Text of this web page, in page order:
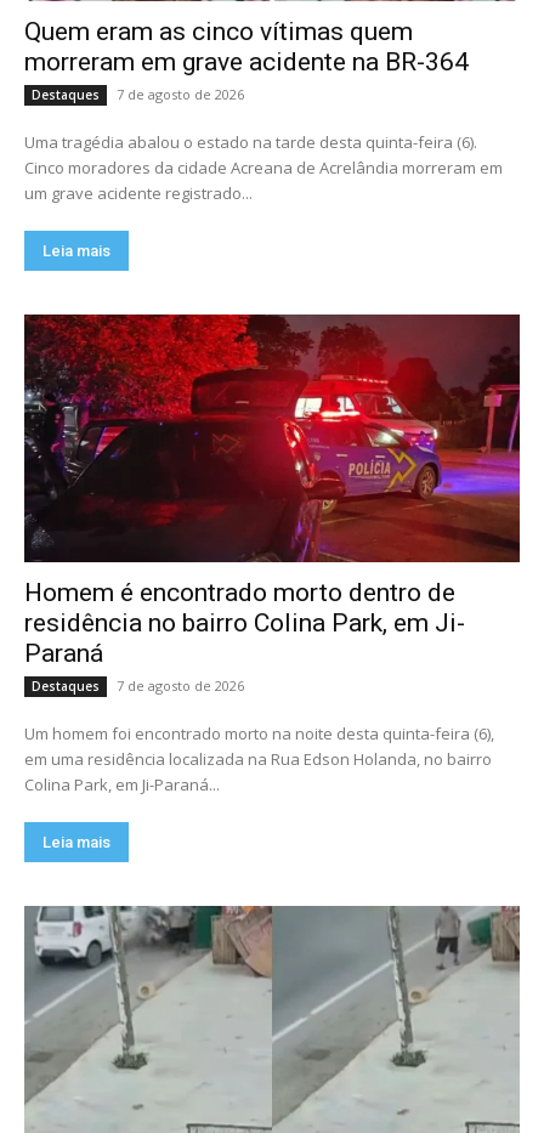
Quem eram as cinco vítimas quem
morreram em grave acidente na BR-364
Destaques 7 de agosto de 2026
Uma tragédia abalou o estado na tarde desta quinta-feira (6).
Cinco moradores da cidade Acreana de Acrelândia morreram em
um grave acidente registrado...
Leia mais
Homem é encontrado morto dentro de
residência no bairro Colina Park, em Ji-
Paraná
Destaques 7 de agosto de 2026
Um homem foi encontrado morto na noite desta quinta-feira (6),
em uma residência localizada na Rua Edson Holanda, no bairro
Colina Park, em Ji-Paraná...
Leia mais